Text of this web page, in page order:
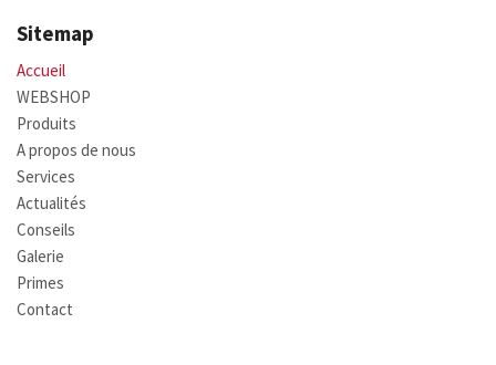
Sitemap
Accueil
WEBSHOP
Produits
A propos de nous
Services
Actualités
Conseils
Galerie
Primes
Contact